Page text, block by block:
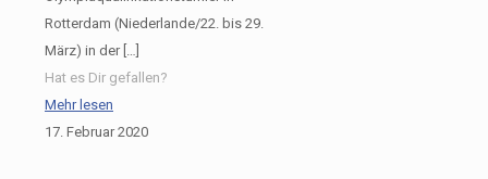
Rotterdam (Niederlande/22. bis 29.
März) in der[…]
Hat es Dir gefallen?
Mehr lesen
17. Februar 2020